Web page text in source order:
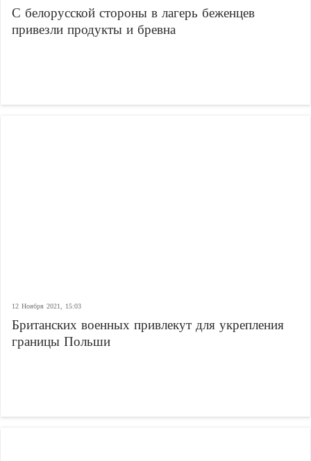
С белорусской стороны в лагерь беженцев
привезли продукты и бревна
12 Ноября 2021, 15:03
Британских военных привлекут для укрепления
границы Польши